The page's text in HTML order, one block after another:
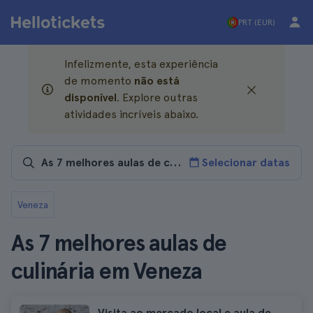
PRT (EUR)
Infelizmente, esta experiência
de momento não está
disponível. Explore outras
atividades incríveis abaixo.
Selecionar datas
Veneza
As 7 melhores aulas de
culinária em Veneza